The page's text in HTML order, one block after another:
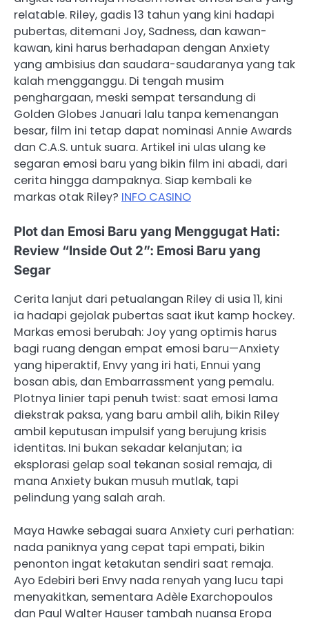
relatable. Riley, gadis 13 tahun yang kini hadapi
pubertas, ditemani Joy, Sadness, dan kawan-
kawan, kini harus berhadapan dengan Anxiety
yang ambisius dan saudara-saudaranya yang tak
kalah mengganggu. Di tengah musim
penghargaan, meski sempat tersandung di
Golden Globes Januari lalu tanpa kemenangan
besar, film ini tetap dapat nominasi Annie Awards
dan C.A.S. untuk suara. Artikel ini ulas ulang ke
segaran emosi baru yang bikin film ini abadi, dari
cerita hingga dampaknya. Siap kembali ke
markas otak Riley? INFO CASINO
Plot dan Emosi Baru yang Menggugat Hati:
Review “Inside Out 2”: Emosi Baru yang
Segar
Cerita lanjut dari petualangan Riley di usia 11, kini
ia hadapi gejolak pubertas saat ikut kamp hockey.
Markas emosi berubah: Joy yang optimis harus
bagi ruang dengan empat emosi baru—Anxiety
yang hiperaktif, Envy yang iri hati, Ennui yang
bosan abis, dan Embarrassment yang pemalu.
Plotnya linier tapi penuh twist: saat emosi lama
diekstrak paksa, yang baru ambil alih, bikin Riley
ambil keputusan impulsif yang berujung krisis
identitas. Ini bukan sekadar kelanjutan; ia
eksplorasi gelap soal tekanan sosial remaja, di
mana Anxiety bukan musuh mutlak, tapi
pelindung yang salah arah.
Maya Hawke sebagai suara Anxiety curi perhatian:
nada paniknya yang cepat tapi empati, bikin
penonton ingat ketakutan sendiri saat remaja.
Ayo Edebiri beri Envy nada renyah yang lucu tapi
menyakitkan, sementara Adèle Exarchopoulos
dan Paul Walter Hauser tambah nuansa Eropa